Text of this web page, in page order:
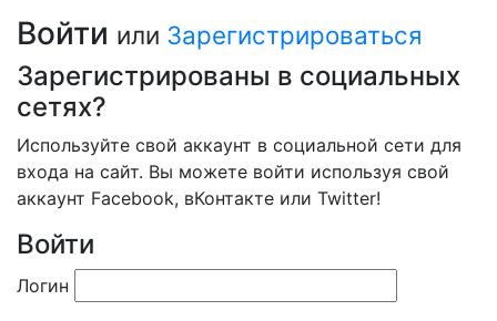
Войти или Зарегистрироваться
Зарегистрированы в социальных
сетях?
Используйте свой аккаунт в социальной сети для
входа на сайт. Вы можете войти используя свой
аккаунт Facebook, вКонтакте или Twitter!
Войти
Логин